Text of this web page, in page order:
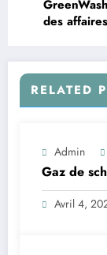
des affaires
RELATED
Admin
Gaz de
Avril 4,